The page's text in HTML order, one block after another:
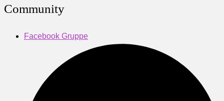
Community
Facebook Gruppe